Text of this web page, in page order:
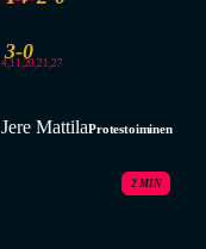
3-0
4,11,20,21,27
Jere MattilaProtestoiminen
2 MIN